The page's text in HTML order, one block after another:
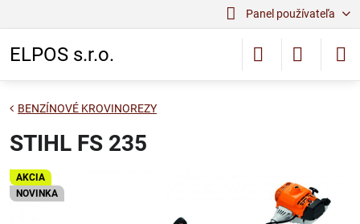
Panel používateľa
ELPOS s.r.o.
AKCIA
NOVINKA
BENZÍNOVÉ KROVINOREZY
STIHL FS 235